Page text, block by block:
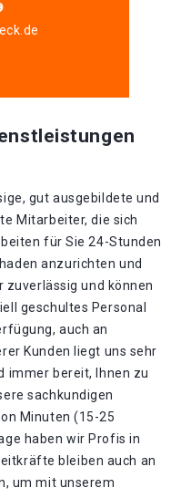
gut ausgebildete und
Mitarbeiter, die sich
für Sie 24-Stunden
anzurichten und
zuverlässig und können
geschultes Personal
auch an
Kunden liegt uns sehr
immer bereit, Ihnen zu
sachkundigen
Minuten (15-25
haben wir Profis in
bleiben auch an
um mit unserem